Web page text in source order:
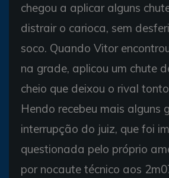
chegou a aplicar alguns
distrair o carioca, sem
soco. Quando Vitor
na grade, aplicou um chute
cheio que deixou o rival
Hendo recebeu mais alguns
interrupção do juiz, que foi
questionada pelo próprio
por nocaute técnico aos